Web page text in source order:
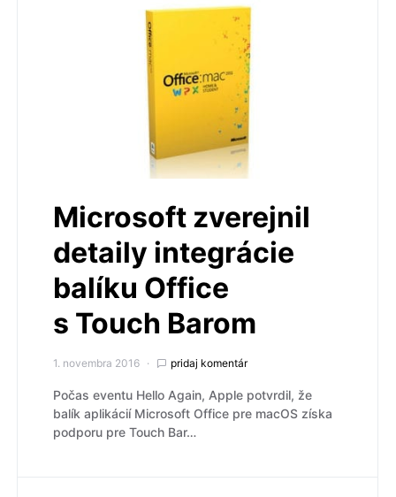
Microsoft zverejnil
detaily integrácie
balíku Office
s Touch Barom
1. novembra 2016 pridaj komentár
Počas eventu Hello Again, Apple potvrdil, že
balík aplikácií Microsoft Office pre macOS získa
podporu pre Touch Bar…